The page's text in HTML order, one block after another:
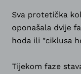
Sva protetička
oponašala dvije
hoda ili "ciklusa
Tijekom faze